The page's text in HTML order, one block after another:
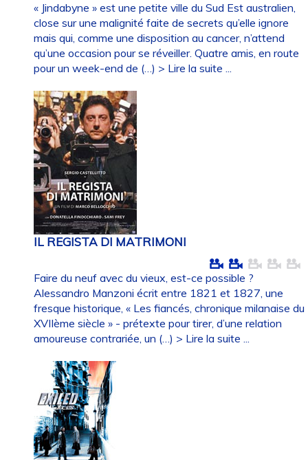
« Jindabyne » est une petite ville du Sud Est australien,
close sur une malignité faite de secrets qu’elle ignore
mais qui, comme une disposition au cancer, n’attend
qu’une occasion pour se réveiller. Quatre amis, en route
pour un week-end de (…) > Lire la suite ...
IL REGISTA DI MATRIMONI
Faire du neuf avec du vieux, est-ce possible ?
Alessandro Manzoni écrit entre 1821 et 1827, une
fresque historique, « Les fiancés, chronique milanaise du
XVIIème siècle » - prétexte pour tirer, d’une relation
amoureuse contrariée, un (…) > Lire la suite ...